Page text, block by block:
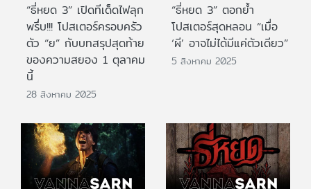
“ธี่หยด 3” เปิดทีเด็ดไฟลุก
พรึ่บ!!! โปสเตอร์ครอบครัว
ตัว “ย” กับบทสรุปสุดท้าย
ของความสยอง 1 ตุลาคม
นี้
28 สิงหาคม 2025
“ธี่หยด 3” ตอกย้ำ
โปสเตอร์สุดหลอน “เมื่อ
‘ผี’ อาจไม่ได้มีแค่ตัวเดียว”
5 สิงหาคม 2025